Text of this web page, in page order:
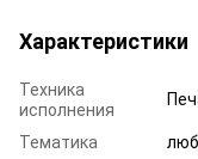
Характеристики
Техника
исполнения
Тематика